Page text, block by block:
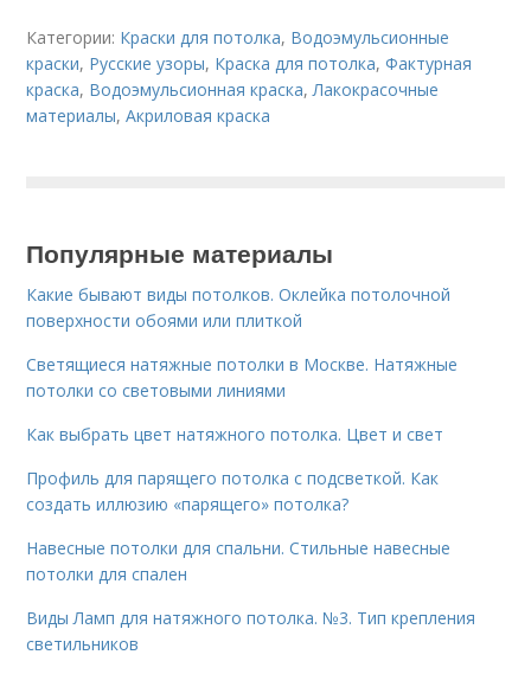
Категории: Краски для потолка, Водоэмульсионные
краски, Русские узоры, Краска для потолка,Фактурная
краска, Водоэмульсионная краска,Лакокрасочные
материалы,Акриловая краска
Популярные материалы
Какие бывают виды потолков. Оклейка потолочной
поверхности обоями или плиткой
Светящиеся натяжные потолки в Москве. Натяжные
потолки со световыми линиями
Как выбрать цвет натяжного потолка. Цвет и свет
Профиль для парящего потолка с подсветкой. Как
создать иллюзию «парящего» потолка?
Навесные потолки для спальни. Стильные навесные
потолки для спален
Виды Ламп для натяжного потолка. №3. Тип крепления
светильников